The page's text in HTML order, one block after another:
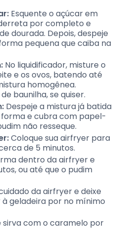
Esquente o açúcar em
por completo e
dourada. Depois, despeje
pequena que caiba na
No liquidificador, misture o
e os ovos, batendo até
homogênea.
baunilha, se quiser.
Despeje a mistura já batida
e cubra com papel-
não resseque.
Coloque sua airfryer para
de 5 minutos.
dentro da airfryer e
ou até que o pudim
da airfryer e deixe
geladeira por no mínimo
sirva com o caramelo por